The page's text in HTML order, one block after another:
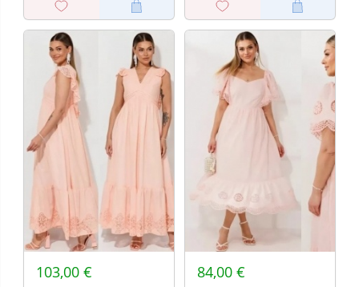
103,00 € 84,00 €